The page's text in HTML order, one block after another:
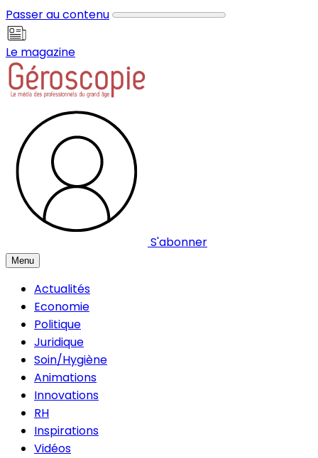
Passer au contenu
Le magazine
S'abonner
Menu
Actualités
Economie
Politique
Juridique
Soin/Hygiène
Animations
Innovations
RH
Inspirations
Vidéos
Panneau de gestion des cookies